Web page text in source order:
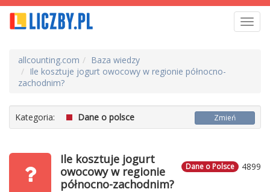
allcounting.com
Baza wiedzy
Ile kosztuje jogurt owocowy w regionie północno-
zachodnim?
Kategoria: Dane o polsce Zmień
4899
Dane o Polsce
Ile kosztuje jogurt
owocowy w regionie
północno-zachodnim?